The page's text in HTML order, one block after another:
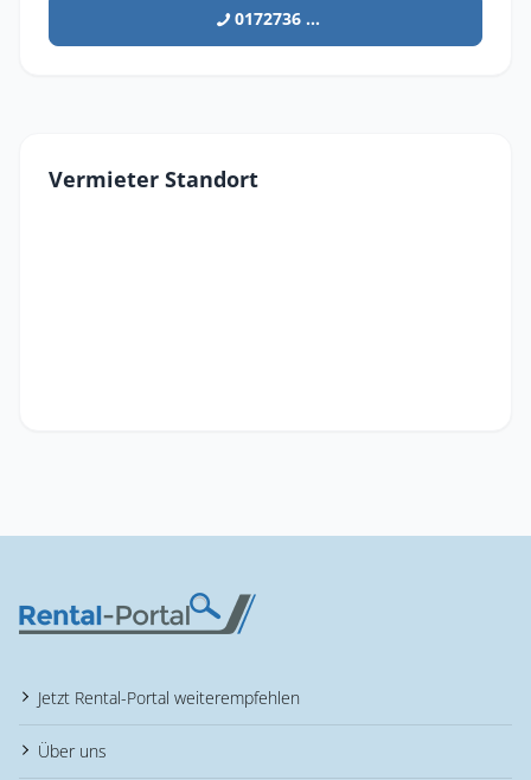
0172736 ...
Vermieter Standort
Jetzt Rental-Portal weiterempfehlen
Über uns